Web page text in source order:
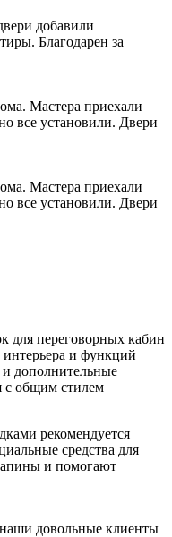
добавили
Благодарен за
Мастера приехали
все установили. Двери
Мастера приехали
все установили. Двери
для переговорных кабин
и функций
дополнительные
с общим стилем
рекомендуется
средства для
и помогают
довольные клиенты